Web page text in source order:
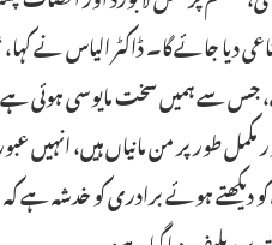
دیا جائے گا۔ ڈاکٹر الیاس
جس سے ہمیں سخت مایوسی ہوئی
طور پر من مانیاں ہیں، انہیں
ہوئے برادری کو خدشہ ہے